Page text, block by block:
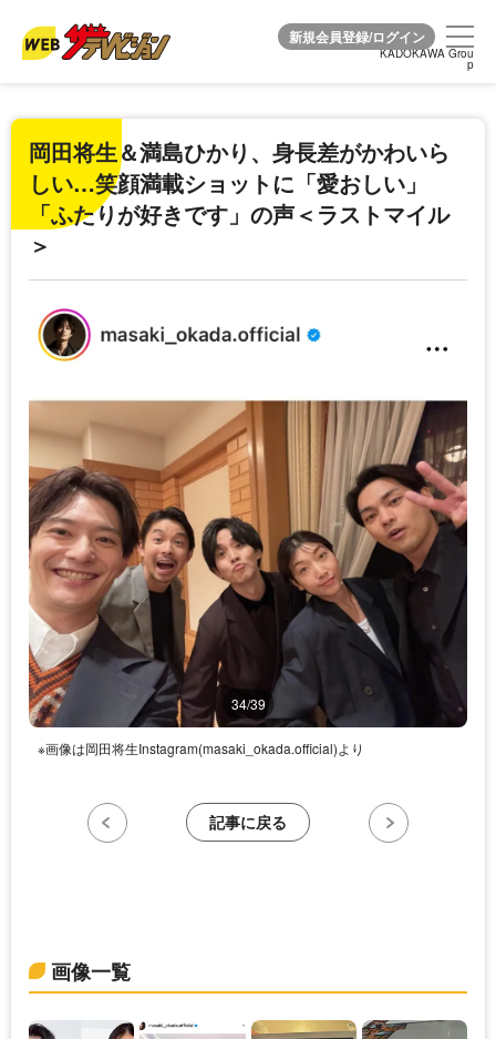
KADOKAWA Grou
p
KADOKAWA Grou
p
岡田将生＆満島ひかり、身長差がかわいら
しい…笑顔満載ショットに「愛おしい」
「ふたりが好きです」の声＜ラストマイル
＞
34/39
※画像は岡田将生Instagram(masaki_okada.official)より
記事に戻る
画像一覧